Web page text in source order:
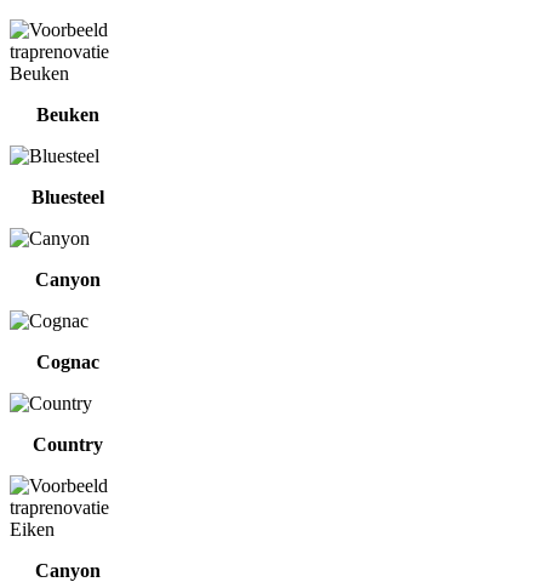
Beuken
Bluesteel
Canyon
Cognac
Country
Canyon